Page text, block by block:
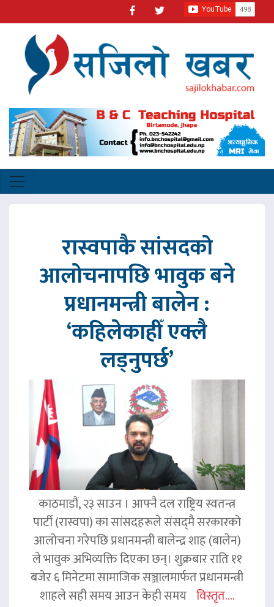
रास्वपाकै सांसदको
आलोचनापछि भावुक बने
प्रधानमन्त्री बालेन :
‘कहिलेकाहीँ एक्लै
लड्नुपर्छ’
काठमाडौं, २३ साउन । आफ्नै दल राष्ट्रिय स्वतन्त्र
पार्टी (रास्वपा) का सांसदहरूले संसद्‌मै सरकारको
आलोचना गरेपछि प्रधानमन्त्री बालेन्द्र शाह (बालेन)
ले भावुक अभिव्यक्ति दिएका छन्। शुक्रबार राति ११
बजेर ६ मिनेटमा सामाजिक सञ्जालमार्फत प्रधानमन्त्री
शाहले सही समय आउन केही समय विस्तृत....